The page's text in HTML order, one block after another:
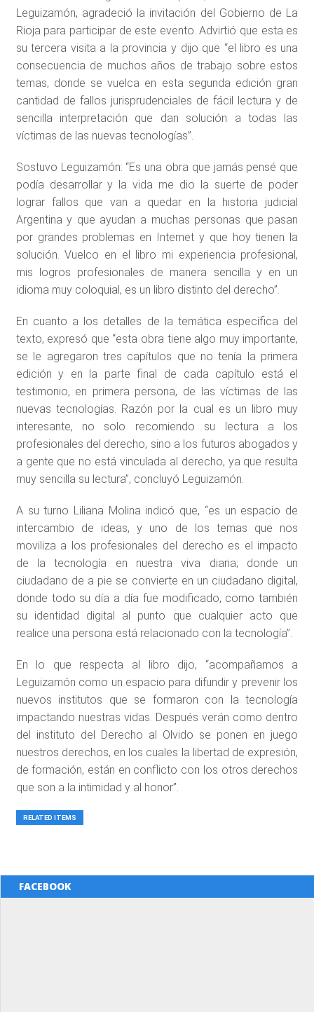
Leguizamón, agradeció la invitación del Gobierno de La
Rioja para participar de este evento. Advirtió que esta es
su tercera visita a la provincia y dijo que “el libro es una
consecuencia de muchos años de trabajo sobre estos
temas, donde se vuelca en esta segunda edición gran
cantidad de fallos jurisprudenciales de fácil lectura y de
sencilla interpretación que dan solución a todas las
víctimas de las nuevas tecnologías”.
Sostuvo Leguizamón: “Es una obra que jamás pensé que
podía desarrollar y la vida me dio la suerte de poder
lograr fallos que van a quedar en la historia judicial
Argentina y que ayudan a muchas personas que pasan
por grandes problemas en Internet y que hoy tienen la
solución. Vuelco en el libro mi experiencia profesional,
mis logros profesionales de manera sencilla y en un
idioma muy coloquial, es un libro distinto del derecho”.
En cuanto a los detalles de la temática específica del
texto, expresó que “esta obra tiene algo muy importante,
se le agregaron tres capítulos que no tenía la primera
edición y en la parte final de cada capítulo está el
testimonio, en primera persona, de las víctimas de las
nuevas tecnologías. Razón por la cual es un libro muy
interesante, no solo recomiendo su lectura a los
profesionales del derecho, sino a los futuros abogados y
a gente que no está vinculada al derecho, ya que resulta
muy sencilla su lectura”, concluyó Leguizamón.
A su turno Liliana Molina indicó que, “es un espacio de
intercambio de ideas, y uno de los temas que nos
moviliza a los profesionales del derecho es el impacto
de la tecnología en nuestra viva diaria; donde un
ciudadano de a pie se convierte en un ciudadano digital,
donde todo su día a día fue modificado, como también
su identidad digital al punto que cualquier acto que
realice una persona está relacionado con la tecnología”.
En lo que respecta al libro dijo, “acompañamos a
Leguizamón como un espacio para difundir y prevenir los
nuevos institutos que se formaron con la tecnología
impactando nuestras vidas. Después verán como dentro
del instituto del Derecho al Olvido se ponen en juego
nuestros derechos, en los cuales la libertad de expresión,
de formación, están en conflicto con los otros derechos
que son a la intimidad y al honor”.
RELATED ITEMS
FACEBOOK